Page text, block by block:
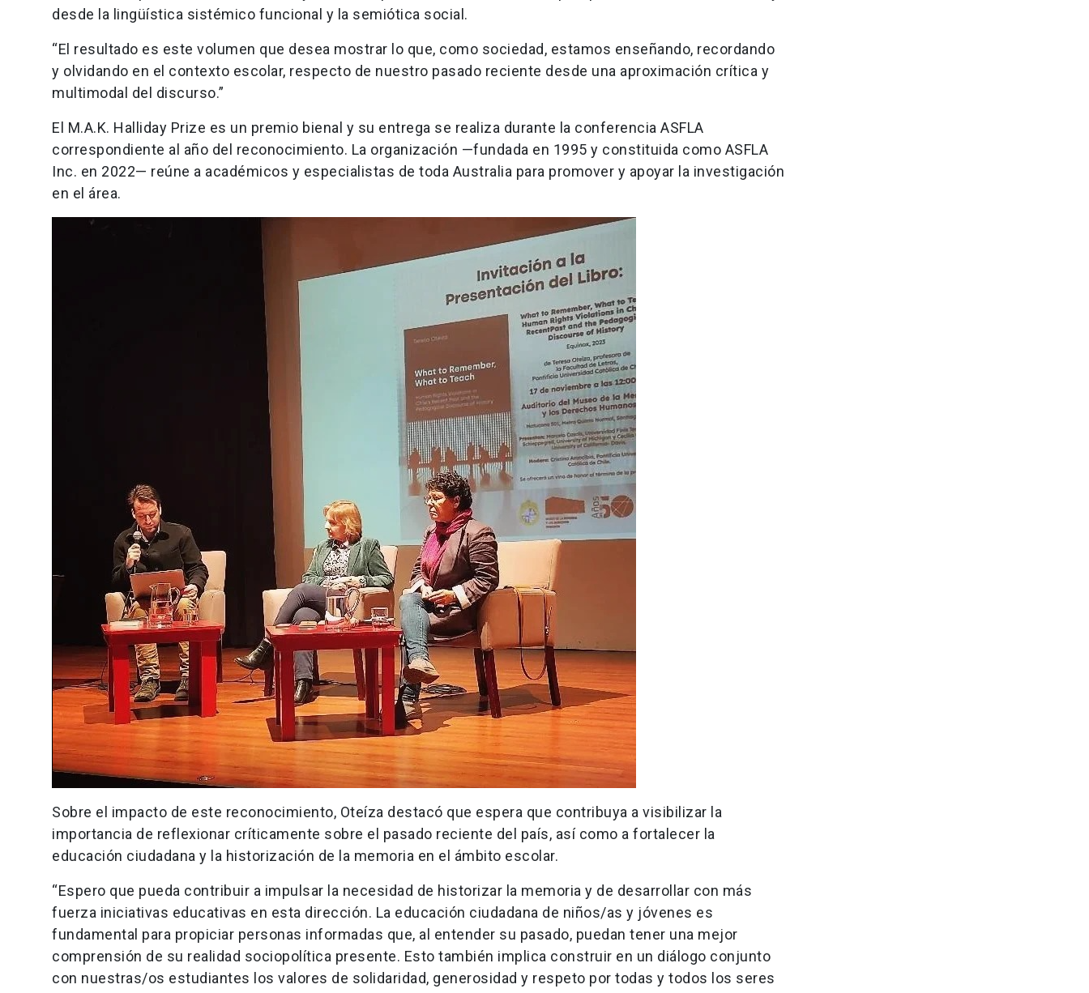
desde la lingüística sistémico funcional y la semiótica social.
“El resultado es este volumen que desea mostrar lo que, como sociedad, estamos enseñando, recordando
y olvidando en el contexto escolar, respecto de nuestro pasado reciente desde una aproximación crítica y
multimodal del discurso.”
El M.A.K. Halliday Prize es un premio bienal y su entrega se realiza durante la conferencia ASFLA
correspondiente al año del reconocimiento. La organización —fundada en 1995 y constituida como ASFLA
Inc. en 2022— reúne a académicos y especialistas de toda Australia para promover y apoyar la investigación
en el área.
Sobre el impacto de este reconocimiento, Oteíza destacó que espera que contribuya a visibilizar la
importancia de reflexionar críticamente sobre el pasado reciente del país, así como a fortalecer la
educación ciudadana y la historización de la memoria en el ámbito escolar.
“Espero que pueda contribuir a impulsar la necesidad de historizar la memoria y de desarrollar con más
fuerza iniciativas educativas en esta dirección. La educación ciudadana de niños/as y jóvenes es
fundamental para propiciar personas informadas que, al entender su pasado, puedan tener una mejor
comprensión de su realidad sociopolítica presente. Esto también implica construir en un diálogo conjunto
con nuestras/os estudiantes los valores de solidaridad, generosidad y respeto por todas y todos los seres